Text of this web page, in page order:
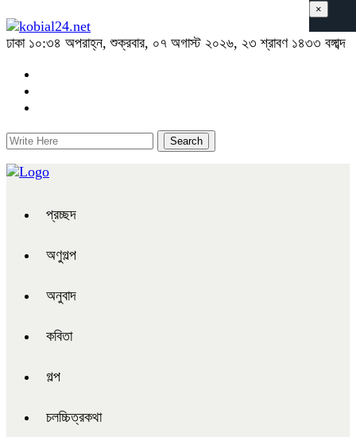
ঢাকা ১০:৩৪ অপরাহ্ন, শুক্রবার, ০৭ অগাস্ট ২০২৬, ২৩ শ্রাবণ ১৪৩৩ বঙ্গাব্দ
প্রচ্ছদ
অণুগল্প
অনুবাদ
কবিতা
গল্প
চলচ্চিত্রকথা
×